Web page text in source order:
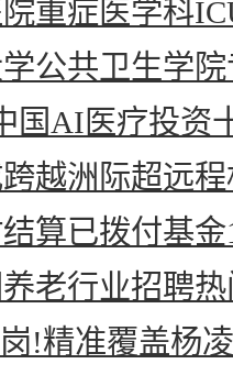
重症医学科
公共卫生学
国AI医疗投资
越洲际超远
算已拨付基金
老行业招聘热
!精准覆盖杨